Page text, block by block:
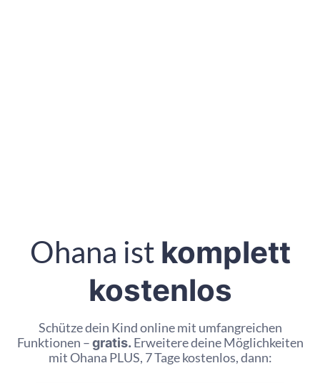
Ohana ist komplett
kostenlos
Schütze dein Kind online mit umfangreichen
Funktionen –gratis.Erweitere deine Möglichkeiten
mit Ohana PLUS, 7 Tage kostenlos, dann: